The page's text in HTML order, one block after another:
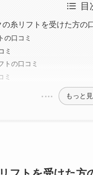
目
糸リフトを受けた方の
の口コミ
ミ
トの口コミ
ミ
もっと